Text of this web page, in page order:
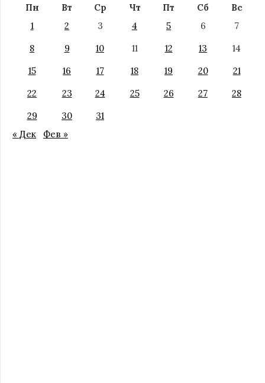
Пн Вт Ср Чт Пт Сб
Вс
1
2 3 4 5 6
7
8
9 10 11 12 13
14
15
16 17 18 19 20
21
22
23 24 25 26 27
28
29
30
31
« Дек
Фев »